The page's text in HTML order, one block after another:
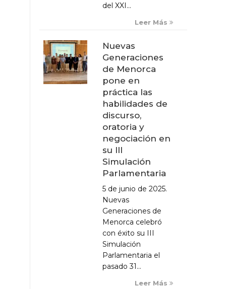
del XXI...
Leer Más
Nuevas
Generaciones
de Menorca
pone en
práctica las
habilidades de
discurso,
oratoria y
negociación en
su III
Simulación
Parlamentaria
5 de junio de 2025.
Nuevas
Generaciones de
Menorca celebró
con éxito su III
Simulación
Parlamentaria el
pasado 31...
Leer Más